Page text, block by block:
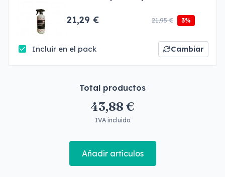
21,29 € 21,95 € 3%
Incluir en el pack Cambiar
Total productos
43,88 €
IVA incluido
Añadir artículos